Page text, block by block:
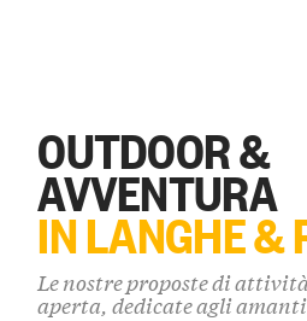
OUTDOOR &
AVVENTURA
IN LANGHE &
Le nostre proposte di
aperta, dedicate agli